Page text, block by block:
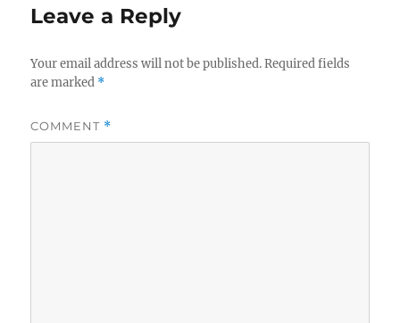
Leave a Reply
Your email address will not be published. Required fields
are marked *
COMMENT *